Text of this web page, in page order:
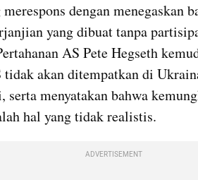
dengan menegaskan
yang dibuat tanpa
AS Pete Hegseth
tidak akan ditempatkan di
serta menyatakan bahwa
hal yang tidak realistis.
ADVERTISEMENT